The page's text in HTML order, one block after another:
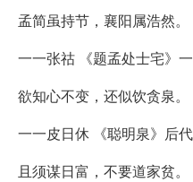
孟简虽持节，襄阳属浩然。
一一张祜 《题孟处士宅》
欲知心不变，还似饮贪泉。
一一皮日休 《聪明泉》后
且须谋日富，不要道家贫。